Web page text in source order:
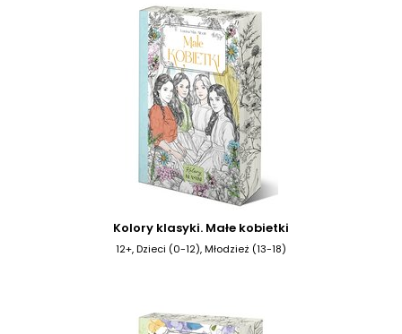
Kolory klasyki. Małe kobietki
12+, Dzieci (0-12), Młodzież (13-18)